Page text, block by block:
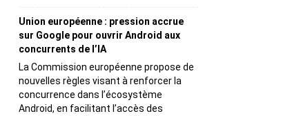
Union européenne : pression accrue
sur Google pour ouvrir Android aux
concurrents de l’IA
La Commission européenne propose de
nouvelles règles visant à renforcer la
concurrence dans l’écosystème
Android, en facilitant l’accès des